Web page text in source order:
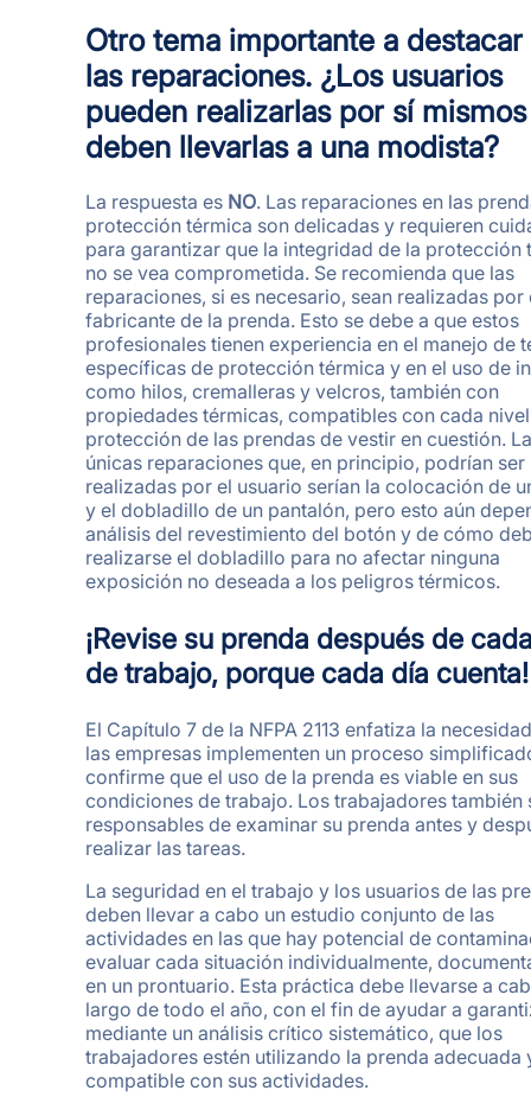
Otro tema importante a destacar
las reparaciones. ¿Los usuarios
pueden realizarlas por sí
deben llevarlas a una modista?
La respuesta es NO. Las reparaciones en las
protección térmica son delicadas y requieren
para garantizar que la integridad de la protección
no se vea comprometida. Se recomienda que las
reparaciones, si es necesario, sean realizadas por
fabricante de la prenda. Esto se debe a que estos
profesionales tienen experiencia en el manejo de
específicas de protección térmica y en el uso de
como hilos, cremalleras y velcros, también con
propiedades térmicas, compatibles con cada
protección de las prendas de vestir en cuestión.
únicas reparaciones que, en principio, podrían ser
realizadas por el usuario serían la colocación de
y el dobladillo de un pantalón, pero esto aún
análisis del revestimiento del botón y de cómo
realizarse el dobladillo para no afectar ninguna
exposición no deseada a los peligros térmicos.
¡Revise su prenda después de
de trabajo, porque cada día cuenta!
El Capítulo 7 de la NFPA 2113 enfatiza la
las empresas implementen un proceso
confirme que el uso de la prenda es viable en sus
condiciones de trabajo. Los trabajadores también
responsables de examinar su prenda antes y
realizar las tareas.
La seguridad en el trabajo y los usuarios de las
deben llevar a cabo un estudio conjunto de las
actividades en las que hay potencial de
evaluar cada situación individualmente,
en un prontuario. Esta práctica debe llevarse a
largo de todo el año, con el fin de ayudar a
mediante un análisis crítico sistemático, que los
trabajadores estén utilizando la prenda adecuada
compatible con sus actividades.